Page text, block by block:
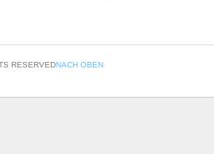
RESERVEDNACH OBEN